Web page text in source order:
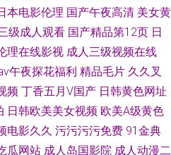
本电影伦理 国产午夜高清 美女黄
级成人观看 国产精品第12页 日
理在线影视 成人三级视频在线
午夜探花福利 精品毛片 久久叉
频 丁香五月V国产 日韩黄色网址
日韩欧美美女视频 欧美A级黄色
电影久久 污污污污免费 91金典
瓜网站 成人岛国影院 成人动漫二